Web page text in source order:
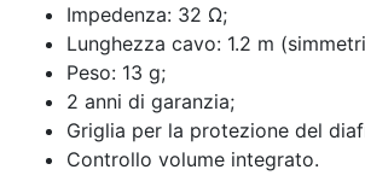
Impedenza: 32 Ω;
Lunghezza cavo: 1.2 m
Peso: 13 g;
2 anni di garanzia;
Griglia per la protezione del
Controllo volume integrato.